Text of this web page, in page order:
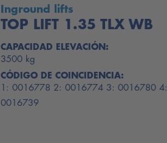
Inground lifts
TOP LIFT 1.35 TLX WB
CAPACIDAD ELEVACIÓN:
3500 kg
CÓDIGO DE COINCIDENCIA:
1: 0016778 2: 0016774 3: 0016780 4:
0016739